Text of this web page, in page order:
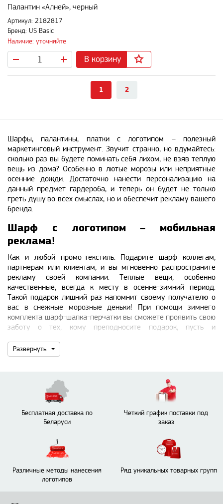
Палантин «Алней», черный
Артикул: 2182817
Бренд: US Basic
Наличие: уточняйте
В корзину
1 2
Шарфы, палантины, платки с логотипом – полезный
маркетинговый инструмент. Звучит странно, но вдумайтесь:
сколько раз вы будете поминать себя лихом, не взяв теплую
вещь из дома? Особенно в лютые морозы или неприятные
осенние дожди. Достаточно нанести персонализацию на
данный предмет гардероба, и теперь он будет не только
греть душу во всех смыслах, но и обеспечит рекламу вашего
бренда.
Шарф с логотипом – мобильная
реклама!
Как и любой промо-текстиль. Подарите шарф коллегам,
партнерам или клиентам, и вы мгновенно распространите
рекламу своей компании. Теплые вещи, особенно
качественные, всегда к месту в осенне-зимний период.
Такой подарок лишний раз напомнит своему получателю о
вас в снежные морозные деньки! При помощи зимнего
комплекта шарф-шапка-перчатки вы сможете проявить свою
заботу о тех, кому преподносите подарок, пусть и
В каталоге бизнес-сувениров и корпоративных подарков
Флис. Приятный к телу материал, способен долго
флисовые шарфы практически невесомые. На флисовую
во влажном состоянии флис обладает свойствами
теплоизоляции ­– даже если шарф или шапка вымокнут,
они будут продолжать греть.
Развернуть
Бесплатная доставка по
Беларуси
Четкий график поставки под
заказ
Различные методы нанесения
логотипов
Ряд уникальных товарных групп